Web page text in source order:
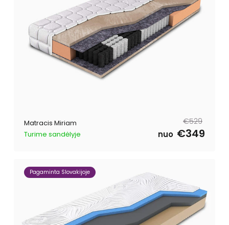
Matracis Miriam
Turime sandėlyje
Parastā
cena
€529
Pārdošanas
cena
nuo €349
Pagaminta Slovakijoje